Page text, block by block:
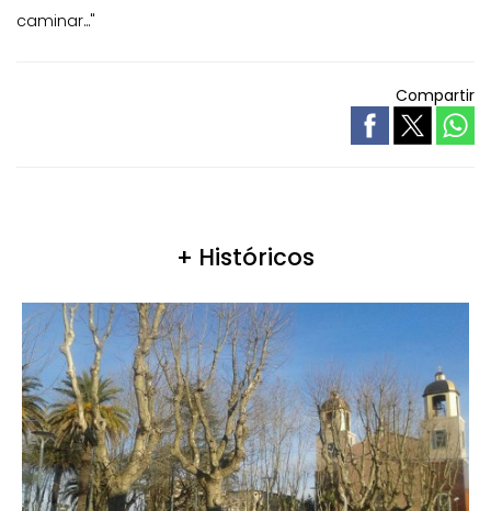
caminar..."
Compartir
+ Históricos